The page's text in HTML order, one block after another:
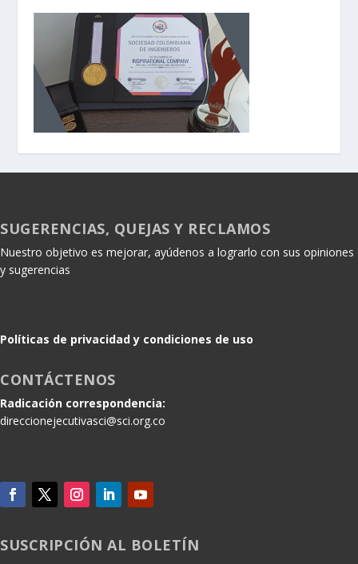
SUGERENCIAS, QUEJAS Y RECLAMOS
Nuestro objetivo es mejorar, ayúdenos a lograrlo con sus opiniones
y sugerencias
Políticas de privacidad y condiciones de uso
CONTÁCTENOS
Radicación correspondencia:
direccionejecutivasci@sci.org.co
SUSCRIPCIÓN AL BOLETÍN